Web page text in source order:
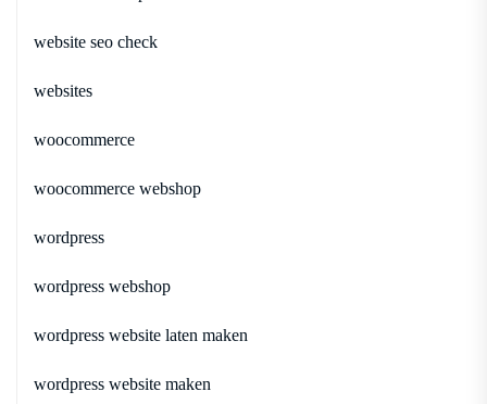
website seo check
websites
woocommerce
woocommerce webshop
wordpress
wordpress webshop
wordpress website laten maken
wordpress website maken